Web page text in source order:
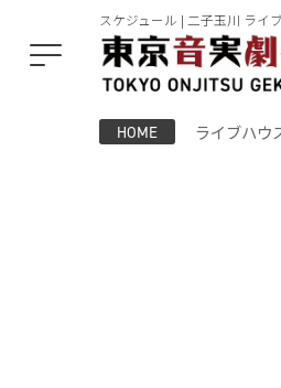
スケジュール | 二子玉川 ライ
HOME ライブハ